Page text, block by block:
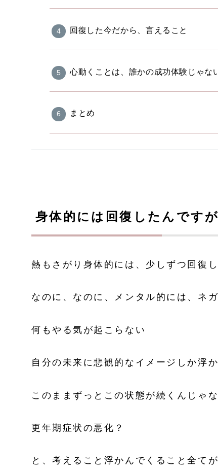
回復した今だから、言えること
心動くことは、誰かの成功体験じゃな
まとめ
身体的には回復したんです
熱もさがり身体的には、少しずつ回復
なのに、なのに、メンタル的には、ネ
何もやる気が起こらない
自分の未来に悲観的なイメージしか浮
このままずっとこの状態が続くんじゃ
更年期症状の悪化？
と、考えること浮かんでくること全て